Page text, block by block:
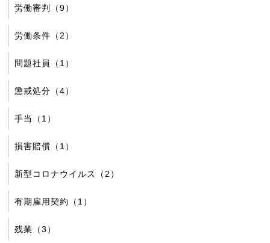
労働審判（9）
労働条件（2）
問題社員（1）
懲戒処分（4）
手当（1）
損害賠償（1）
新型コロナウイルス（2）
有期雇用契約（1）
残業（3）